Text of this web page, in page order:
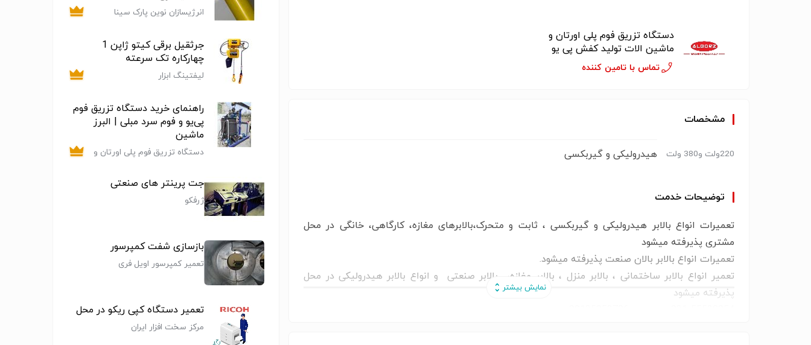
دستگاه تزریق فوم پلی اورتان و
ماشین الات تولید کفش پی یو
تماس با تامین کننده
مشخصات
220ولت و380 ولت هیدرولیکی و گیربکسی
توضیحات خدمت
تعمیرات انواع بالابر هیدرولیکی و گیربکسی ، ثابت و متحرک،بالابرهای مغازه، کارگاهی، خانگی در محل
مشتری پذیرفته میشود
تعمیرات انواع بالابر بالان صنعت پذیرفته میشود.
تعمیر انواع بالابر ساختمانی ، بالابر منزل ، بالابر مغازه، بالابر صنعتی و انواع بالابر هیدرولیکی در محل
پذیرفته میشود
انرژیسازان نوین پارک سینا
جرثقیل برقی کیتو ژاپن 1
چهارکاره تک سرعته
لیفتینگ ابزار
راهنمای خرید دستگاه تزریق فوم
پی‌یو و فوم سرد مبلی | البرز
ماشین
دستگاه تزریق فوم پلی اورتان و
جت پرینتر های صنعتی
ژرفکو
بازسازی شفت کمپرسور
تعمیر کمپرسور اویل فری
تعمیر دستگاه کپی ریکو در محل
مرکز سخت افزار ایران